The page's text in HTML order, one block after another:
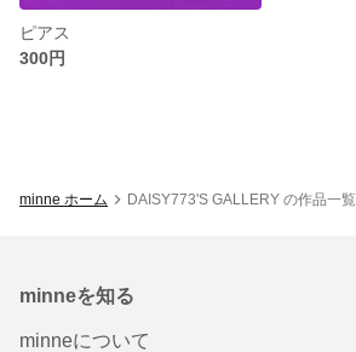
ピアス
300円
minne ホーム DAISY773'S GALLERY の作品一覧
minneを知る
minneについて